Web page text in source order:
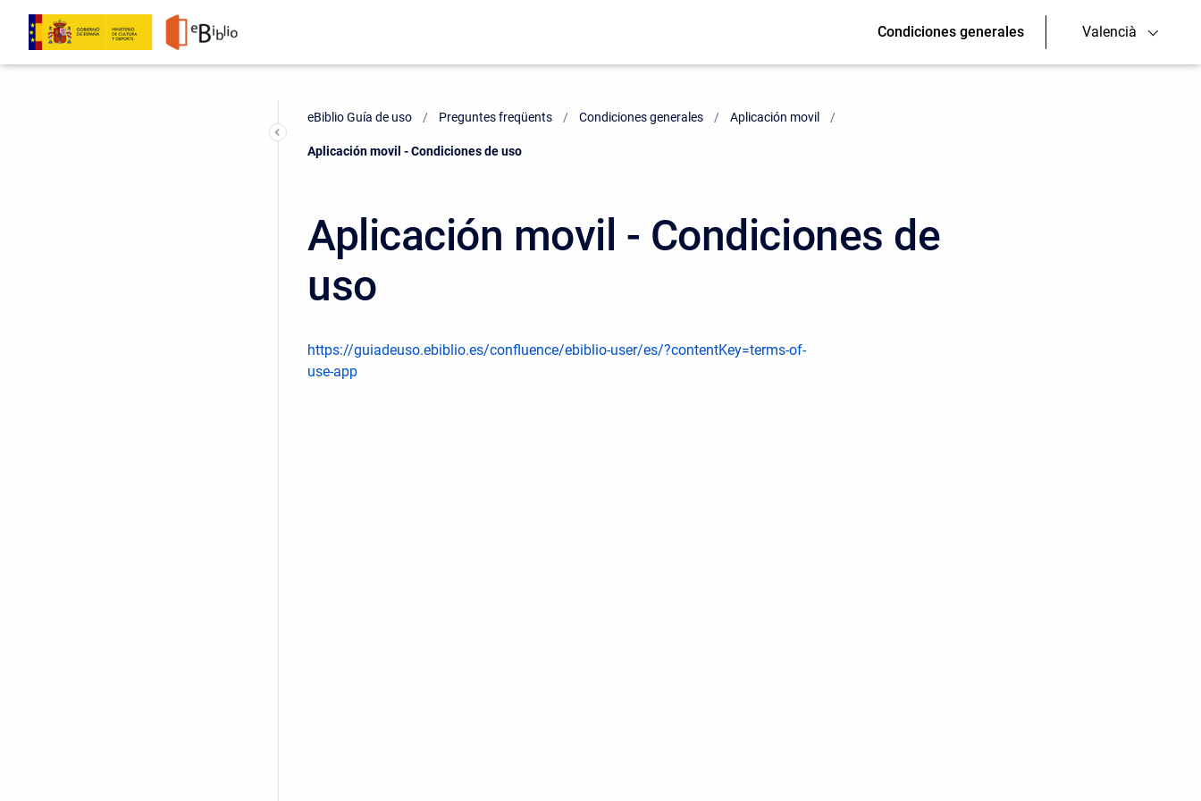
Condiciones generales Valencià
eBiblio Guía de uso Preguntes freqüents Condiciones generales Aplicación movil
Current:
Aplicación movil - Condiciones de uso
Aplicación movil - Condiciones de
uso
https://guiadeuso.ebiblio.es/confluence/ebiblio-user/es/?contentKey=terms-of-
use-app